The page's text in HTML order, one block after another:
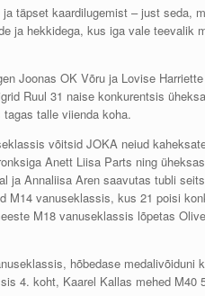
täpset kaardilugemist – just seda,
ja hekkidega, kus iga vale teevalik
Joonas OK Võru ja Lovise
Ruul 31 naise konkurentsis
talle viienda koha.
võitsid JOKA neiud
Anett Liisa Parts ning
ja Annaliisa Aren saavutas tubli
M14 vanuseklassis, kus 21 poisi
M18 vanuseklassis lõpetas
hõbedase medalivõiduni
4. koht, Kaarel Kallas mehed M40